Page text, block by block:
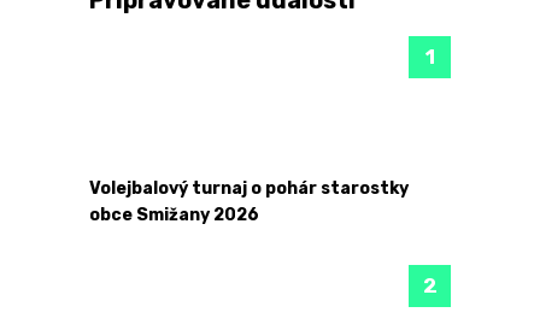
Volejbalový turnaj o pohár starostky
obce Smižany 2026